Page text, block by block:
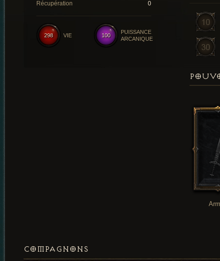
Récupération
0
100
PUISSANCE
ARCANIQUE
298 VIE
COMPAGNONS